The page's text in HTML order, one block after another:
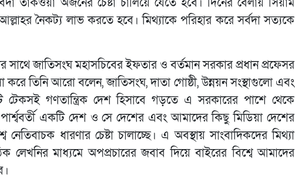
নৈকট্য লাভ করতে হবে। মিথ্যাকে পরিহার করে সর্বদা সত্যকে
সাথে জাতিসংঘ মহাসচিবের ইফতার ও বর্তমান সরকার প্রধান প্রফেসর
তিনি আরো বলেন, জাতিসংঘ, দাতা গোষ্ঠী, উন্নয়ন সংস্থাগুলো এবং
টেকসই গণতান্ত্রিক দেশ হিসাবে গড়তে এ সরকারের পাশে থেকে
একটি দেশ ও সে দেশের এবং আমাদের কিছু মিডিয়া দেশের
নেতিবাচক ধারণার চেষ্টা চালাচ্ছে। এ অবস্থায় সাংবাদিকদের মিথ্যা
লেখনির মাধ্যমে অপপ্রচারের জবাব দিয়ে বাইরের বিশ্বে আমাদের